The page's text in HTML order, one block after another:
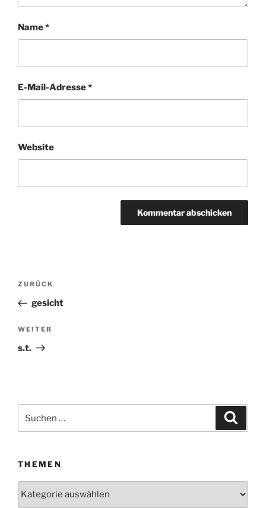
Name*
E-Mail-Adresse*
Website
Beitragsnavigation
Vorheriger
Beitrag
ZURÜCK
gesicht
Nächster
Beitrag
WEITER
s.t.
nach:
THEMEN
Themen